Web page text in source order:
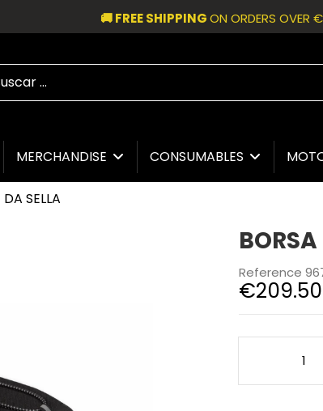
🚚 FREE SHIPPINGON ORDERS OVER
MERCHANDISE CONSUMABLES
SELLA
Reference
€209.50